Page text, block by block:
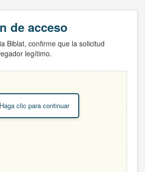
de acceso
Biblat, confirme que la solicitud
legítimo.
Haga clic para continuar